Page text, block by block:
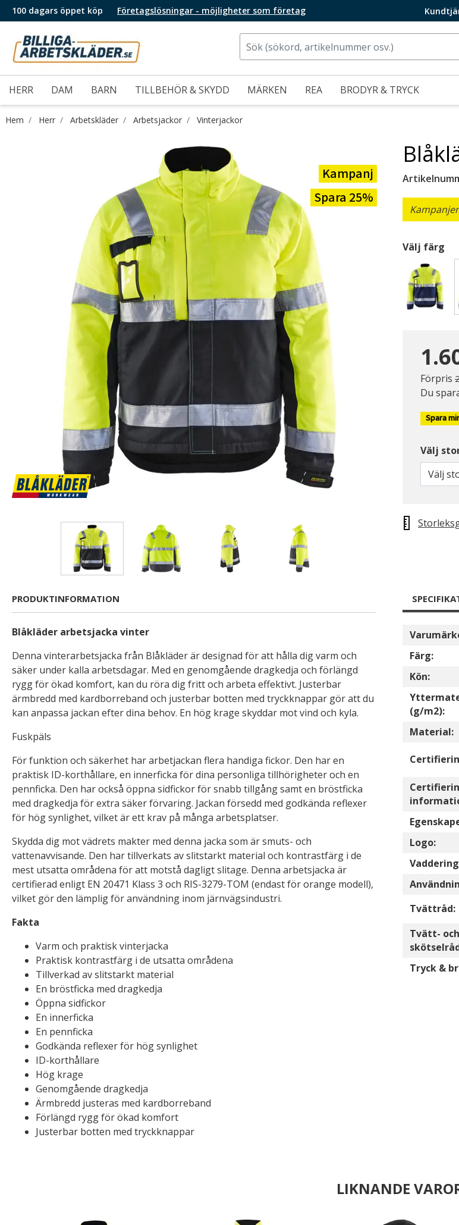
100 dagars öppet köp Företagslösningar - möjligheter som företag
HERR DAM BARN TILLBEHÖR & SKYDD MÄRKEN REA BRODYR & TRYCK
Hem Herr Arbetskläder Arbetsjackor Vinterjackor
Kampanj
Spara 25%
Välj färg
Förpris
Du
Spara
Välj
Välj
PRODUKTINFORMATION
Blåkläder arbetsjacka vinter
Denna vinterarbetsjacka från Blåkläder är designad för att hålla dig varm och
säker under kalla arbetsdagar. Med en genomgående dragkedja och förlängd
rygg för ökad komfort, kan du röra dig fritt och arbeta effektivt. Justerbar
ärmbredd med kardborreband och justerbar botten med tryckknappar gör att du
kan anpassa jackan efter dina behov. En hög krage skyddar mot vind och kyla.
Fuskpäls
För funktion och säkerhet har arbetjackan flera handiga fickor. Den har en
praktisk ID-korthållare, en innerficka för dina personliga tillhörigheter och en
pennficka. Den har också öppna sidfickor för snabb tillgång samt en bröstficka
med dragkedja för extra säker förvaring. Jackan försedd med godkända reflexer
för hög synlighet, vilket är ett krav på många arbetsplatser.
Skydda dig mot vädrets makter med denna jacka som är smuts- och
vattenavvisande. Den har tillverkats av slitstarkt material och kontrastfärg i de
mest utsatta områdena för att motstå dagligt slitage. Denna arbetsjacka är
certifierad enligt EN 20471 Klass 3 och RIS-3279-TOM (endast för orange modell),
vilket gör den lämplig för användning inom järnvägsindustri.
Fakta
Varm och praktisk vinterjacka
Praktisk kontrastfärg i de utsatta områdena
Tillverkad av slitstarkt material
En bröstficka med dragkedja
Öppna sidfickor
En innerficka
En pennficka
Godkända reflexer för hög synlighet
ID-korthållare
Hög krage
Genomgående dragkedja
Ärmbredd justeras med kardborreband
Förlängd rygg för ökad komfort
Justerbar botten med tryckknappar
Färg:
Kön:
(g/m2):
Material:
Logo:
Tvättråd:
Tvätt- och
Tryck &
LIKNANDE